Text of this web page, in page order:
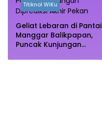
Titiknol WiKu
Geliat Lebaran di Pantai
Manggar Balikpapan,
Puncak Kunjungan